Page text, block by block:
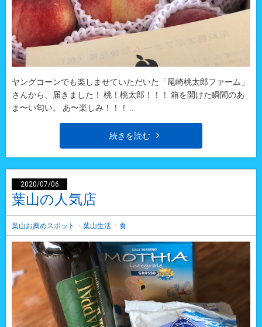
ヤングコーンでも楽しませていただいた「尾崎桃太郎ファーム」
さんから、届きました！ 桃！桃太郎！！！ 箱を開けた瞬間のあ
ま〜い匂い。 あ〜楽しみ！！！ ...
続きを読む
2020/07/06
葉山の人気店
葉山お薦めスポット ・ 葉山生活 ・ 食